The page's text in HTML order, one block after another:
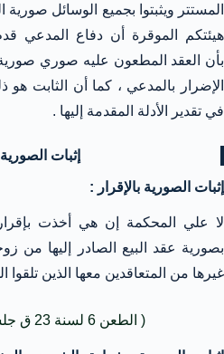
المستتر ويثبتوا بجميع الوسائل
هيئتكم الموقرة أن دفاع المدعي
بأن العقد المطعون عليه صوري
الإضرار بالمدعي ، كما أن الثابت
في تقدير الأدلة المقدمة إليها .
إثبات
إثبات الصورية بالإقرار :
لا علي المحكمة إن هي أخذت
بصورية عقد البيع الصادر إليها من
غيرها من المتعاقدين معها الذين تلقوا
( الطعن 6 لسنة 23 ق جلسة 25/10/1956 )